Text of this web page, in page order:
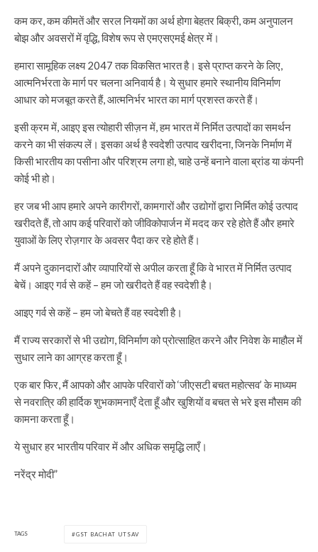
कम कर, कम कीमतें और सरल नियमों का अर्थ होगा बेहतर बिक्री, कम अनुपालन
बोझ और अवसरों में वृद्धि, विशेष रूप से एमएसएमई क्षेत्र में।
हमारा सामूहिक लक्ष्य 2047 तक विकसित भारत है। इसे प्राप्त करने के लिए,
आत्मनिर्भरता के मार्ग पर चलना अनिवार्य है। ये सुधार हमारे स्थानीय विनिर्माण
आधार को मजबूत करते हैं, आत्मनिर्भर भारत का मार्ग प्रशस्त करते हैं।
इसी क्रम में, आइए इस त्योहारी सीज़न में, हम भारत में निर्मित उत्पादों का समर्थन
करने का भी संकल्प लें। इसका अर्थ है स्वदेशी उत्पाद खरीदना, जिनके निर्माण में
किसी भारतीय का पसीना और परिश्रम लगा हो, चाहे उन्हें बनाने वाला ब्रांड या कंपनी
कोई भी हो।
हर जब भी आप हमारे अपने कारीगरों, कामगारों और उद्योगों द्वारा निर्मित कोई उत्पाद
खरीदते हैं, तो आप कई परिवारों को जीविकोपार्जन में मदद कर रहे होते हैं और हमारे
युवाओं के लिए रोज़गार के अवसर पैदा कर रहे होते हैं।
मैं अपने दुकानदारों और व्यापारियों से अपील करता हूँ कि वे भारत में निर्मित उत्पाद
बेचें। आइए गर्व से कहें – हम जो खरीदते हैं वह स्वदेशी है।
आइए गर्व से कहें – हम जो बेचते हैं वह स्वदेशी है।
मैं राज्य सरकारों से भी उद्योग, विनिर्माण को प्रोत्साहित करने और निवेश के माहौल में
सुधार लाने का आग्रह करता हूँ।
एक बार फिर, मैं आपको और आपके परिवारों को ‘जीएसटी बचत महोत्सव’ के माध्यम
से नवरात्रि की हार्दिक शुभकामनाएँ देता हूँ और खुशियों व बचत से भरे इस मौसम की
कामना करता हूँ।
ये सुधार हर भारतीय परिवार में और अधिक समृद्धि लाएँ।
नरेंद्र मोदी”
TAGS GST BACHAT UTSAV